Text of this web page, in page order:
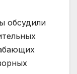
обсудили